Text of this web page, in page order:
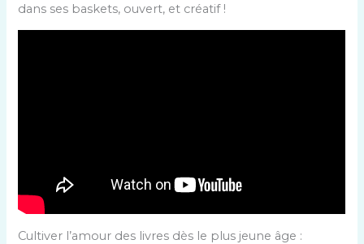
dans ses baskets, ouvert, et créatif !
Cultiver l’amour des livres dès le plus jeune âge :